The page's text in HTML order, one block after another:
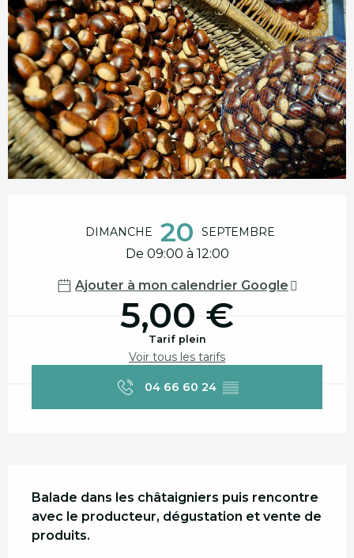
DIMANCHE 20 SEPTEMBRE
De 09:00 à 12:00
Ajouter à mon calendrier Google
5,00 €
Tarif plein
Voir tous les tarifs
04 66 60 24 ▒▒
Description
Balade dans les châtaigniers puis rencontre
avec le producteur, dégustation et vente de
produits.